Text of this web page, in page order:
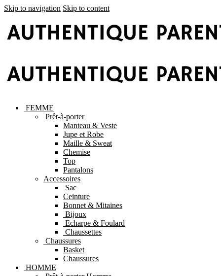
Skip to navigation Skip to content
FEMME
Prêt-à-porter
Manteau & Veste
Jupe et Robe
Maille & Sweat
Chemise
Top
Pantalons
Accessoires
Sac
Ceinture
Bonnet & Mitaines
Bijoux
Echarpe & Foulard
Chaussettes
Chaussures
Basket
Chaussures
HOMME